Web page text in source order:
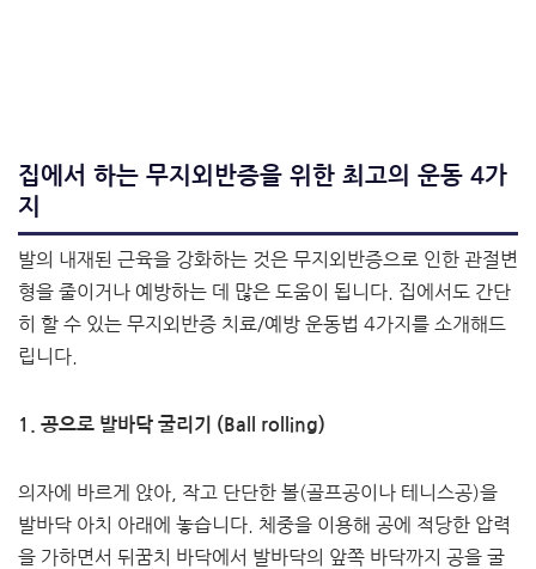
집에서 하는 무지외반증을 위한 최고의 운동 4가
지
발의 내재된 근육을 강화하는 것은 무지외반증으로 인한 관절변
형을 줄이거나 예방하는 데 많은 도움이 됩니다. 집에서도 간단
히 할 수 있는 무지외반증 치료/예방 운동법 4가지를 소개해드
립니다.
1. 공으로 발바닥 굴리기 (Ball rolling)
의자에 바르게 앉아, 작고 단단한 볼(골프공이나 테니스공)을
발바닥 아치 아래에 놓습니다. 체중을 이용해 공에 적당한 압력
을 가하면서 뒤꿈치 바닥에서 발바닥의 앞쪽 바닥까지 공을 굴